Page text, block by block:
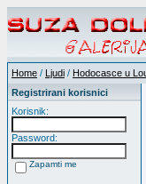
Home / Ljudi / Hodocasce u
Registrirani korisnici
Korisnik:
Password:
Zapamti me